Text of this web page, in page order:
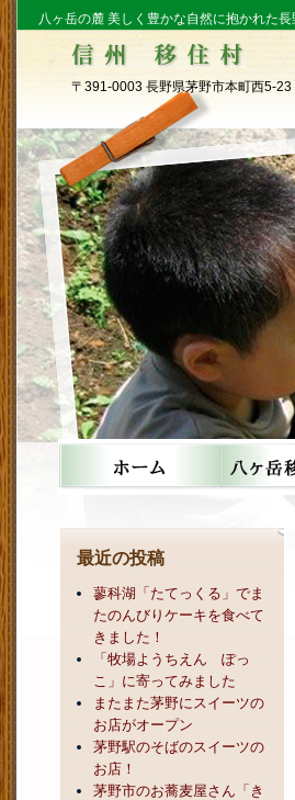
八ヶ岳の麓 美しく豊かな自然に抱かれた
〒391-0003 長野県茅野市本町西5-23
最近の投稿
蓼科湖「たてっくる」でま
たのんびりケーキを食べて
きました！
「牧場ようちえん ぽっ
こ」に寄ってみました
またまた茅野にスイーツの
お店がオープン
茅野駅のそばのスイーツの
お店！
茅野市のお蕎麦屋さん「き